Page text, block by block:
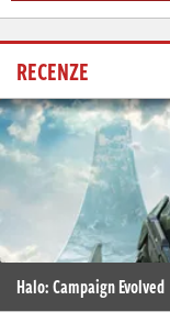
RECENZE
Halo: Campaign Evolved